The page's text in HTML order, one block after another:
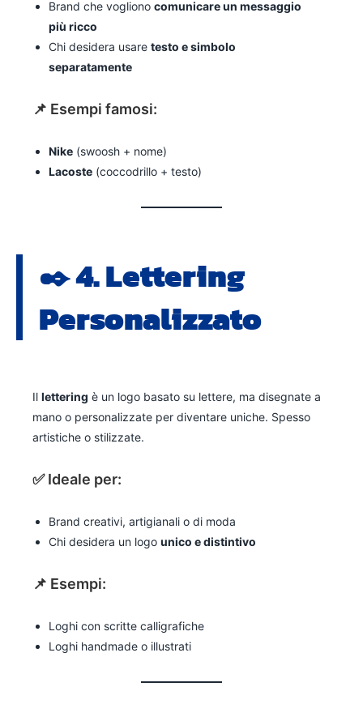
Brand che vogliono comunicare un messaggio
più ricco
Chi desidera usare testo e simbolo
separatamente
📌 Esempi famosi:
Nike (swoosh + nome)
Lacoste (coccodrillo + testo)
✒️ 4.Lettering
Personalizzato
Il lettering è un logo basato su lettere, ma disegnate a
mano o personalizzate per diventare uniche. Spesso
artistiche o stilizzate.
✅ Ideale per:
Brand creativi, artigianali o di moda
Chi desidera un logo unico e distintivo
📌 Esempi:
Loghi con scritte calligrafiche
Loghi handmade o illustrati